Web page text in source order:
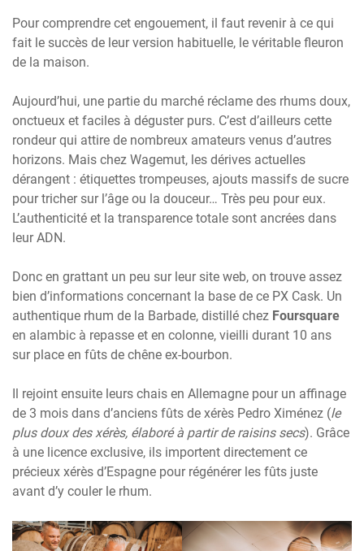
Pour comprendre cet engouement, il faut revenir à ce qui
fait le succès de leur version habituelle, le véritable fleuron
de la maison.
Aujourd’hui, une partie du marché réclame des rhums doux,
onctueux et faciles à déguster purs. C’est d’ailleurs cette
rondeur qui attire de nombreux amateurs venus d’autres
horizons. Mais chez Wagemut, les dérives actuelles
dérangent : étiquettes trompeuses, ajouts massifs de sucre
pour tricher sur l’âge ou la douceur… Très peu pour eux.
L’authenticité et la transparence totale sont ancrées dans
leur ADN.
Donc en grattant un peu sur leur site web, on trouve assez
bien d’informations concernant la base de ce PX Cask. Un
authentique rhum de la Barbade, distillé chez Foursquare
en alambic à repasse et en colonne, vieilli durant 10 ans
sur place en fûts de chêne ex-bourbon.
Il rejoint ensuite leurs chais en Allemagne pour un affinage
de 3 mois dans d’anciens fûts de xérès Pedro Ximénez (le
plus doux des xérès, élaboré à partir de raisins secs). Grâce
à une licence exclusive, ils importent directement ce
précieux xérès d’Espagne pour régénérer les fûts juste
avant d’y couler le rhum.